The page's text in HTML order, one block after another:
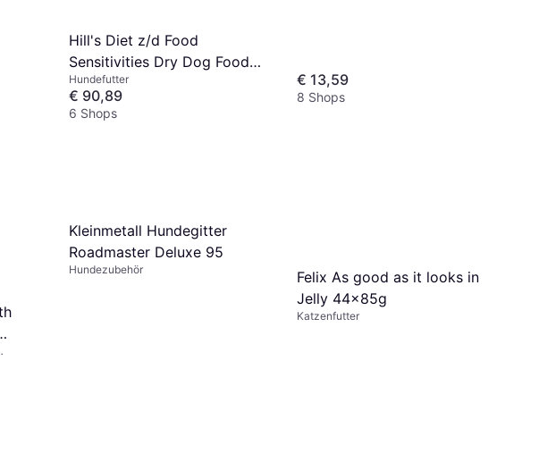
Hill's Diet z/d Food
Sensitivities Dry Dog Food
10kg
Hundefutter
€ 90,89
6 Shops
€ 13,59
8 Shops
Kleinmetall Hundegitter
Roadmaster Deluxe 95
Hundezubehör
Felix As good as it looks in
Jelly 44x85g
Katzenfutter